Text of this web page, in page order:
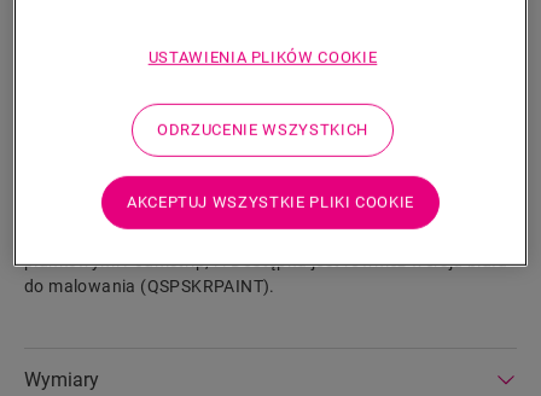
podłogi. Praktyczne rowki na kable z tyłu. Listwę
przypodłogową można łatwo zamontować za pomocą
naszego kleju One4All lub szyny. Do łączenia wielu listew
należy użyć kołków NEPLUG (nie zawarto w zestawie).
Sprawdzą się one nawet w narożnikach. Aby uzyskać
wodoszczelne wykończenie, zalecamy połączenie z paskami
piankowymi Foamstrip, i . Dostępna jest również wersja biała
do malowania (QSPSKRPAINT).
Wymiary
USTAWIENIA PLIKÓW COOKIE
ODRZUCENIE WSZYSTKICH
AKCEPTUJ WSZYSTKIE PLIKI COOKIE